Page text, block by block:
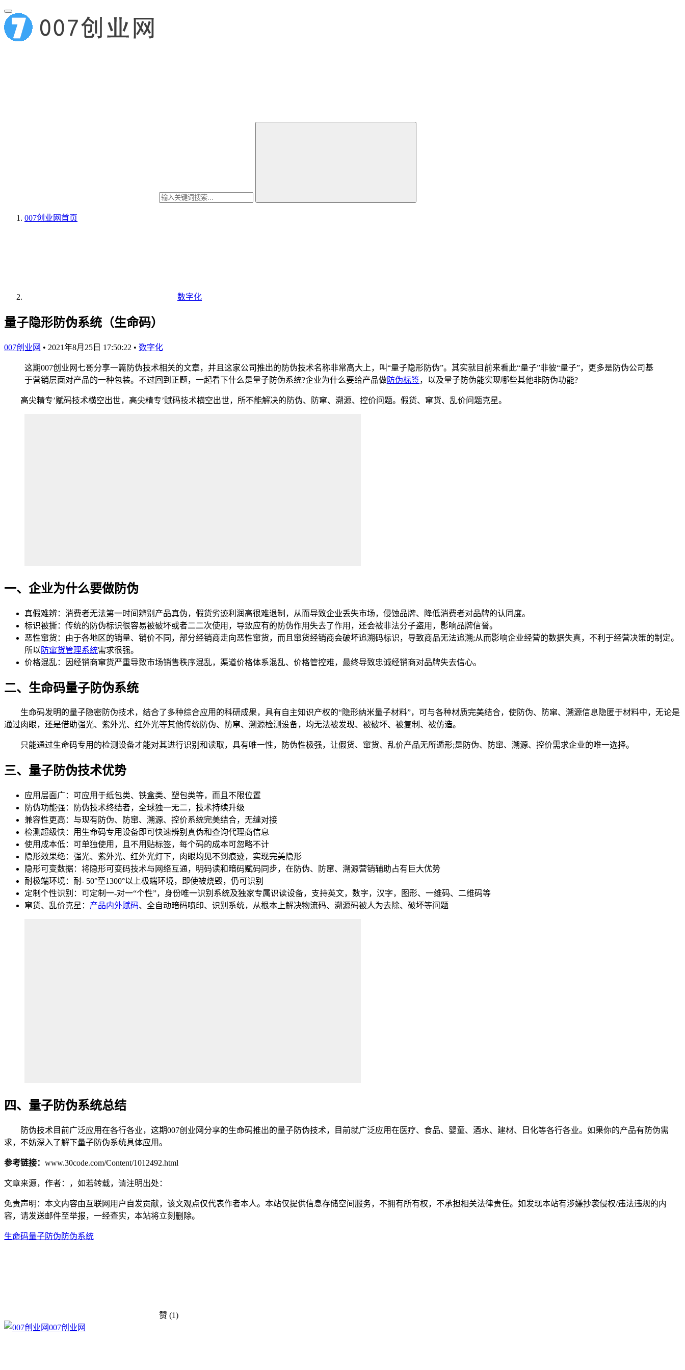
007创业网首页
数字化
量子隐形防伪系统（生命码）
007创业网 • 2021年8月25日 17:50:22 • 数字化
这期007创业网七哥分享一篇防伪技术相关的文章，并且这家公司推出的防伪技术名称非常高大上，叫“量子隐形防伪”。其实就目前来看此“量子”非彼“量子”，更多是防伪公司基
于营销层面对产品的一种包装。不过回到正题，一起看下什么是量子防伪系统?企业为什么要给产品做防伪标签，以及量子防伪能实现哪些其他非防伪功能?
高尖精专’赋码技术横空出世，高尖精专’赋码技术横空出世，所不能解决的防伪、防窜、溯源、控价问题。假货、窜货、乱价问题克星。
一、企业为什么要做防伪
真假难辨：消费者无法第一时间辨别产品真伪，假货劣迹利润高很难退制，从而导致企业丢失市场，侵蚀品牌、降低消费者对品牌的认同度。
标识被撕：传统的防伪标识很容易被破坏或者二二次使用，导致应有的防伪作用失去了作用，还会被非法分子盗用，影响品牌信誉。
恶性窜货：由于各地区的销量、销价不同，部分经销商走向恶性窜货，而且窜货经销商会破坏追溯码标识，导致商品无法追溯;从而影响企业经营的数据失真，不利于经营决策的制定。
所以 防窜货管理系统需求很强。
价格混乱：因经销商窜货严重导致市场销售秩序混乱，渠道价格体系混乱、价格管控难，最终导致忠诚经销商对品牌失去信心。
二、生命码量子防伪系统
生命码发明的量子隐密防伪技术，结合了多种综合应用的科研成果，具有自主知识产权的“隐形纳米量子材料”，可与各种材质完美结合，使防伪、防窜、溯源信息隐匿于材料中，无论是
通过肉眼，还是借助强光、紫外光、红外光等其他传统防伪、防窜、溯源检测设备，均无法被发现、被破坏、被复制、被仿造。
只能通过生命码专用的检测设备才能对其进行识别和读取，具有唯一性，防伪性极强，让假货、窜货、乱价产品无所遁形;是防伪、防窜、溯源、控价需求企业的唯一选择。
三、量子防伪技术优势
应用层面广：可应用于纸包类、铁盒类、塑包类等，而且不限位置
防伪功能强：防伪技术终结者，全球独一无二，技术持续升级
兼容性更高：与现有防伪、防窜、溯源、控价系统完美结合，无缝对接
检测超级快：用生命码专用设备即可快速辨别真伪和查询代理商信息
使用成本低：可单独使用，且不用贴标签，每个码的成本可忽略不计
隐形效果绝：强光、紫外光、红外光灯下，肉眼均见不到痕迹，实现完美隐形
隐形可变数据：将隐形可变码技术与网络互通，明码读和暗码赋码同步，在防伪、防窜、溯源营销辅助占有巨大优势
耐极端环境：耐- 50°至1300°以上极端环境，即使被烧毁，仍可识别
定制个性识别：可定制一-对一“个性”，身份唯一识别系统及独家专属识读设备，支持英文，数字，汉字，图形、一维码、二维码等
窜货、乱价克星： 产品内外赋码、全自动暗码喷印、识别系统，从根本上解决物流码、溯源码被人为去除、破坏等问题
四、量子防伪系统总结
防伪技术目前广泛应用在各行各业，这期007创业网分享的生命码推出的量子防伪技术，目前就广泛应用在医疗、食品、婴童、酒水、建材、日化等各行各业。如果你的产品有防伪需
求，不妨深入了解下量子防伪系统具体应用。
参考链接： www.30code.com/Content/1012492.html
文章来源，作者：，如若转载，请注明出处：
免责声明：本文内容由互联网用户自发贡献，该文观点仅代表作者本人。本站仅提供信息存储空间服务，不拥有所有权，不承担相关法律责任。如发现本站有涉嫌抄袭侵权/违法违规的内
容，请发送邮件至举报，一经查实，本站将立刻删除。
生命码量子防伪 防伪系统
赞 (1)
007创业网